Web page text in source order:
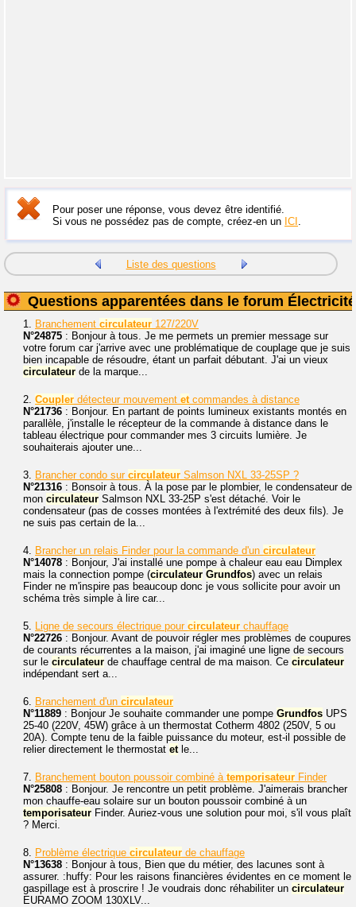
Pour poser une réponse, vous devez être identifié.
Si vous ne possédez pas de compte, créez-en un ICI .
Liste des questions
Questions apparentées dans le forum Électricité
1. Branchement circulateur 127/220V
N°24875 : Bonjour à tous. Je me permets un premier message sur
votre forum car j'arrive avec une problématique de couplage que je suis
bien incapable de résoudre, étant un parfait débutant. J'ai un vieux
circulateur de la marque...
2. Coupler détecteur mouvement etcommandes à distance
N°21736 : Bonjour. En partant de points lumineux existants montés en
parallèle, j'installe le récepteur de la commande à distance dans le
tableau électrique pour commander mes 3 circuits lumière. Je
souhaiterais ajouter une...
3. Brancher condo sur circulateur Salmson NXL 33-25SP ?
N°21316 : Bonsoir à tous. À la pose par le plombier, le condensateur de
mon circulateur Salmson NXL 33-25P s'est détaché. Voir le
condensateur (pas de cosses montées à l'extrémité des deux fils). Je
ne suis pas certain de la...
4. Brancher un relais Finder pour la commande d'un circulateur
N°14078 : Bonjour, J'ai installé une pompe à chaleur eau eau Dimplex
mais la connection pompe (circulateur Grundfos) avec un relais
Finder ne m'inspire pas beaucoup donc je vous sollicite pour avoir un
schéma très simple à lire car...
5. Ligne de secours électrique pour circulateur chauffage
N°22726 : Bonjour. Avant de pouvoir régler mes problèmes de coupures
de courants récurrentes a la maison, j'ai imaginé une ligne de secours
sur le circulateur de chauffage central de ma maison. Ce circulateur
indépendant sert a...
6. Branchement d'un circulateur
N°11889 : Bonjour Je souhaite commander une pompe Grundfos UPS
25-40 (220V, 45W) grâce à un thermostat Cotherm 4802 (250V, 5 ou
20A). Compte tenu de la faible puissance du moteur, est-il possible de
relier directement le thermostat etle...
7. Branchement bouton poussoir combiné à temporisateur Finder
N°25808 : Bonjour. Je rencontre un petit problème. J'aimerais brancher
mon chauffe-eau solaire sur un bouton poussoir combiné à un
temporisateur Finder. Auriez-vous une solution pour moi, s'il vous plaît
? Merci.
8. Problème électrique circulateur de chauffage
N°13638 : Bonjour à tous, Bien que du métier, des lacunes sont à
assurer. :huffy: Pour les raisons financières évidentes en ce moment le
gaspillage est à proscrire ! Je voudrais donc réhabiliter un circulateur
EURAMO ZOOM 130XLV...